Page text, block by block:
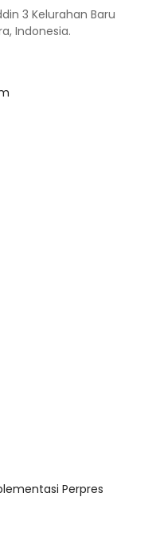
3 Kelurahan Baru
Indonesia.
Perpres